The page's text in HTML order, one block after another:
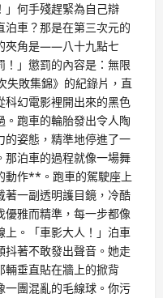
」何手殘趕緊為自己辯
車？那是在第三次元的
夾角是——八十九點七
！」懲罰的內容是：無限
敗集錦》的紀錄片，直
科幻電影裡開出來的黑色
。跑車的輪胎發出令人陶
的姿態，精準地停進了一
那泊車的過程就像一場舞
動作**。跑車的駕駛座上
著一副透明護目鏡，冷酷
雅而精準，每一步都像
上。「車影大人！」泊車
抖著不敢發出聲音。她走
輛垂直貼在牆上的掀背
一團混亂的毛線球。你污